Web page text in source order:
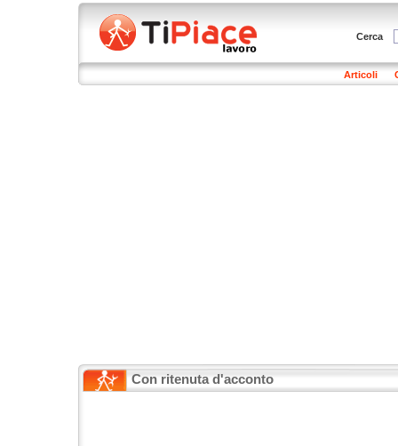
Cerca
Articoli
Con ritenuta d'acconto